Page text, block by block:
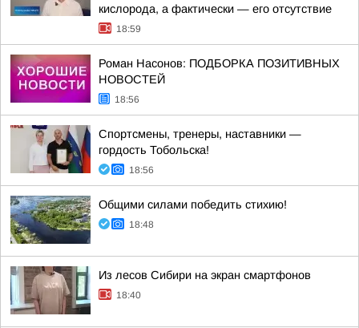
кислорода, а фактически — его отсутствие
18:59
Роман Насонов: ПОДБОРКА ПОЗИТИВНЫХ
НОВОСТЕЙ
18:56
Спортсмены, тренеры, наставники —
гордость Тобольска!
18:56
Общими силами победить стихию!
18:48
Из лесов Сибири на экран смартфонов
18:40